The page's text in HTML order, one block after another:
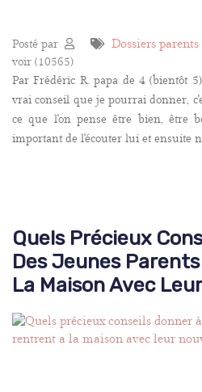
Posté par Dossiers parents
voir (10565)
Par Frédéric R. papa de 4 (bientôt
vrai conseil que je pourrai donner,
ce que l'on pense être bien, être
important de l'écouter lui et ensuite
Quels Précieux
Des Jeunes
La Maison Avec